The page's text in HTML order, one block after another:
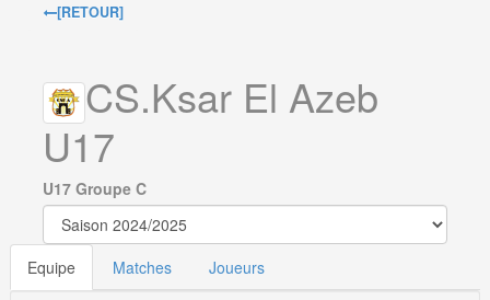
[RETOUR]
CS.Ksar El Azeb
U17
U17 Groupe C
Equipe Matches Joueurs